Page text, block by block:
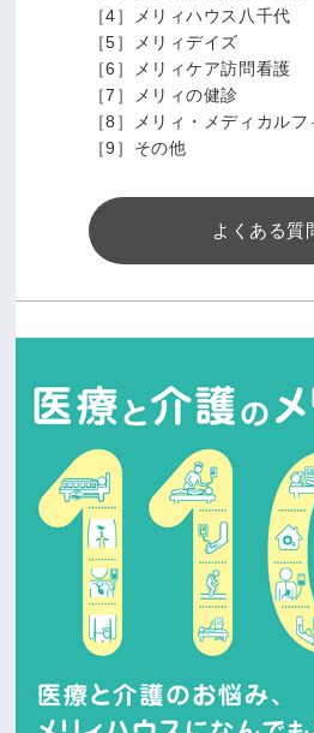
［4］メリィハウス八千代
［5］メリィデイズ
［6］メリィケア訪問看護
［7］メリィの健診
［8］メリィ・メディカルフ
［9］その他
よくある質